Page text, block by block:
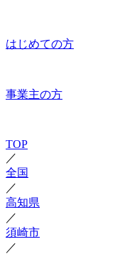
はじめての方
事業主の方
TOP
／
全国
／
高知県
／
須崎市
／